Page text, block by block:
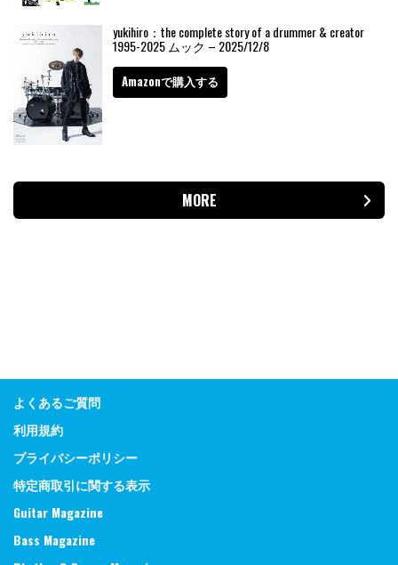
yukihiro：the complete story of a drummer & creator
1995-2025 ムック – 2025/12/8
Amazonで購入する
MORE
よくあるご質問
利用規約
プライバシーポリシー
特定商取引に関する表示
Guitar Magazine
Bass Magazine